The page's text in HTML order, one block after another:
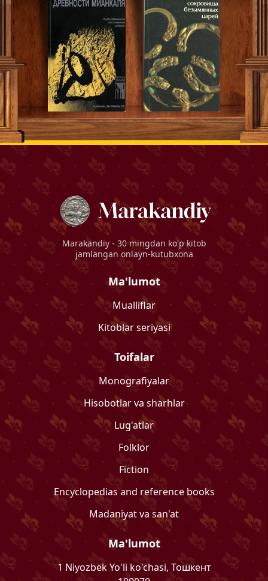
Marakandiy - 30 mingdan ko'p kitob
jamlangan onlayn-kutubxona
Ma'lumot
Mualliflar
Kitoblar seriyasi
Toifalar
Monografiyalar
Hisobotlar va sharhlar
Lug'atlar
Folklor
Fiction
Encyclopedias and reference books
Madaniyat va san'at
Ma'lumot
1 Niyozbek Yo'li ko'chasi, Тошкент